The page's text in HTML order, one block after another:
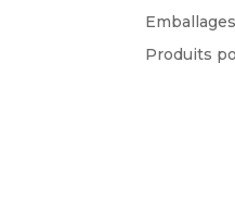
Produits